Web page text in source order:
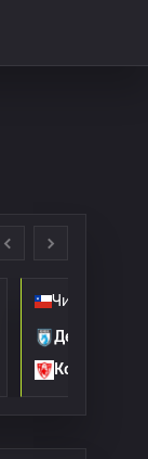
Чили:
Депортес
Копиапо